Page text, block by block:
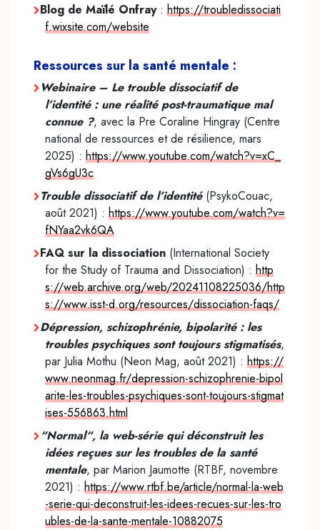
Blog de Maïlé Onfray: https://troubledissociati
f.wixsite.com/website
Ressources sur la santé mentale :
Webinaire – Le trouble dissociatif de
l’identité : une réalité post-traumatique mal
connue ?, avec la Pre Coraline Hingray (Centre
national de ressources et de résilience, mars
2025) : https://www.youtube.com/watch?v=xC_
gVs6gU3c
Trouble dissociatif de l’identité (PsykoCouac,
août 2021) : https://www.youtube.com/watch?v=
fNYaa2vk6QA
FAQ sur la dissociation (International Society
for the Study of Trauma and Dissociation) : http
s://web.archive.org/web/20241108225036/http
s://www.isst-d.org/resources/dissociation-faqs/
Dépression, schizophrénie, bipolarité : les
troubles psychiques sont toujours stigmatisés,
par Julia Mothu (Neon Mag, août 2021) : https://
www.neonmag.fr/depression-schizophrenie-bipol
arite-les-troubles-psychiques-sont-toujours-stigmat
ises-556863.html
“Normal“, la web-série qui déconstruit les
idées reçues sur les troubles de la santé
mentale, par Marion Jaumotte (RTBF, novembre
2021) : https://www.rtbf.be/article/normal-la-web
-serie-qui-deconstruit-les-idees-recues-sur-les-tro
ubles-de-la-sante-mentale-10882075